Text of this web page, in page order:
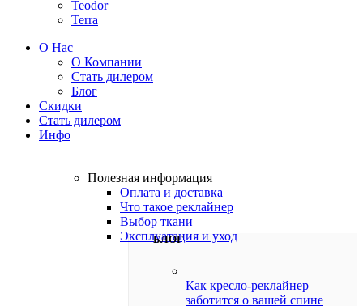
Teodor
Terra
О Нас
О Компании
Стать дилером
Блог
Скидки
Стать дилером
Инфо
Полезная информация
Оплата и доставка
Что такое реклайнер
Выбор ткани
Эксплуатация и уход
БЛОГ
Как кресло-реклайнер
заботится о вашей спине